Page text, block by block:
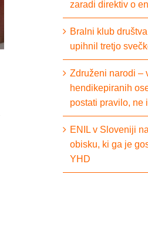
zaradi direktiv o
Bralni klub
upihnil tretjo
Združeni narodi –
hendikepiranih
postati pravilo, ne
ENIL v Sloveniji
obisku, ki ga je
YHD